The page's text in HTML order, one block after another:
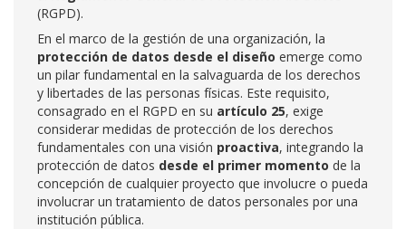
(RGPD).
En el marco de la gestión de una organización, la
protección de datos desde el diseño emerge como
un pilar fundamental en la salvaguarda de los derechos
y libertades de las personas físicas. Este requisito,
consagrado en el RGPD en su artículo 25, exige
considerar medidas de protección de los derechos
fundamentales con una visión proactiva, integrando la
protección de datos desde el primer momento de la
concepción de cualquier proyecto que involucre o pueda
involucrar un tratamiento de datos personales por una
institución pública.